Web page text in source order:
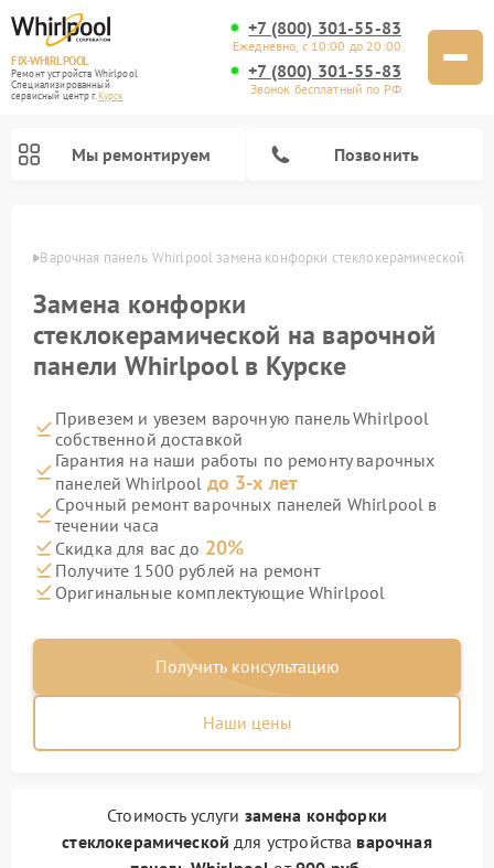
FIX-WHIRLPOOL
Ремонт устройств Whirlpool
Специализированный
cервисный центр г.Курск
+7 (800) 301-55-83
Ежедневно, с 10:00 до 20:00
+7 (800) 301-55-83
Звонок бесплатный по РФ
Мы ремонтируем Позвонить
Варочная панель Whirlpool замена конфорки стеклокерамической
Замена конфорки
стеклокерамической на варочной
панели Whirlpool в Курске
Привезем и увезем варочную панель Whirlpool
собственной доставкой
Гарантия на наши работы по ремонту варочных
панелей Whirlpool до 3-х лет
Срочный ремонт варочных панелей Whirlpool в
течении часа
Скидка для вас до 20%
Получите 1500 рублей на ремонт
Оригинальные комплектующие Whirlpool
Получить консультацию
Наши цены
Стоимость услуги замена конфорки
стеклокерамической для устройства варочная